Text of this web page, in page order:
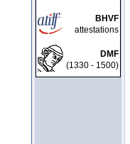
BHVF
attestations
DMF
(1330 - 1500)